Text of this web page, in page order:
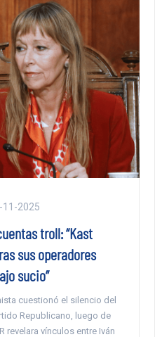
11-2025
troll: “Kast
sus operadores
sucio”
cuestionó el silencio del
Republicano, luego de
revelara vínculos entre Iván